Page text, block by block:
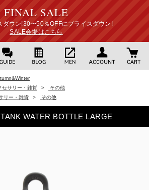
FINAL SALE
ダウン!30〜50％OFFにプライスダウン!
SALE会場はこちら
セサリー・雑貨 >
その他
リー・雑貨 > その他
WATER BOTTLE LARGE